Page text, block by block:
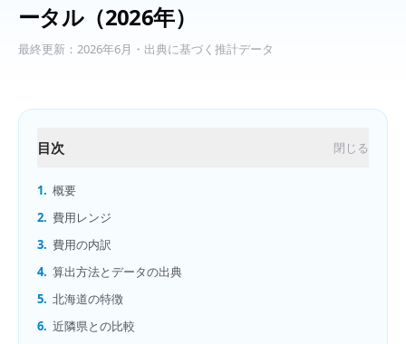
ータル（2026年）
最終更新： 2026年6月 ・出典に基づく推計データ
目次 閉じる
1. 概要
2. 費用レンジ
3. 費用の内訳
4. 算出方法とデータの出典
5. 北海道の特徴
6. 近隣県との比較